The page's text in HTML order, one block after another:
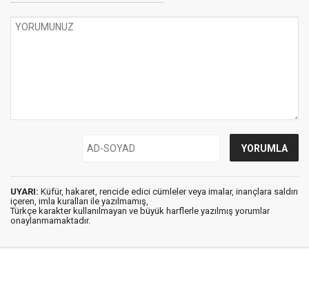
UYARI: Küfür, hakaret, rencide edici cümleler veya imalar, inançlara saldırı
içeren, imla kuralları ile yazılmamış,
Türkçe karakter kullanılmayan ve büyük harflerle yazılmış yorumlar
onaylanmamaktadır.